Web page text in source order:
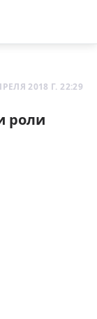
2018 Г. 22:29
роли